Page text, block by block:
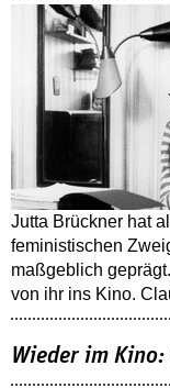
Jutta Brückner hat
feministischen
maßgeblich
von ihr ins Kino.
Wieder im